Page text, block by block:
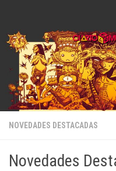
NOVEDADES DESTACADAS
Novedades